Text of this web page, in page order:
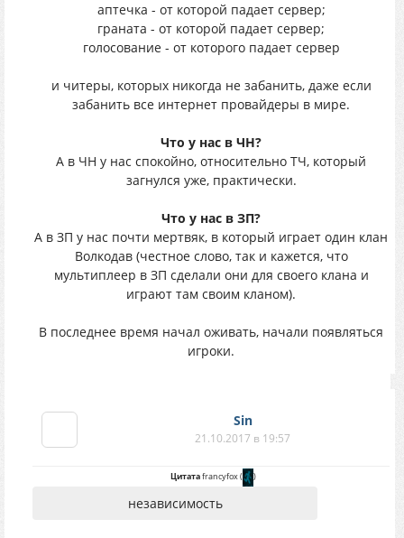
аптечка - от которой падает сервер;
граната - от которой падает сервер;
голосование - от которого падает сервер
и читеры, которых никогда не забанить, даже если
забанить все интернет провайдеры в мире.
Что у нас в ЧН?
А в ЧН у нас спокойно, относительно ТЧ, который
загнулся уже, практически.
Что у нас в ЗП?
А в ЗП у нас почти мертвяк, в который играет один клан
Волкодав (честное слово, так и кажется, что
мультиплеер в ЗП сделали они для своего клана и
играют там своим кланом).
В последнее время начал оживать, начали появляться
игроки.
Sin
21.10.2017 в 19:57
Цитатаfrancyfox( )
независимость